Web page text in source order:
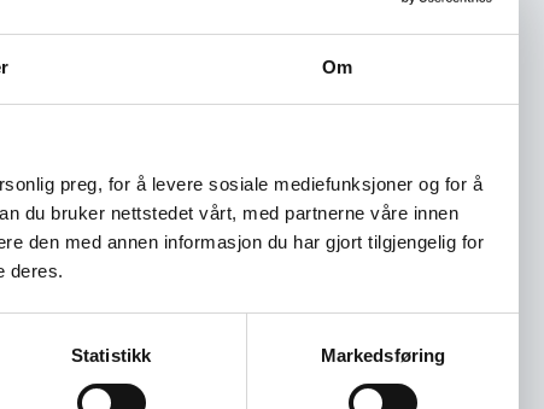
Om
preg, for å levere sosiale mediefunksjoner og for å
du bruker nettstedet vårt, med partnerne våre innen
den med annen informasjon du har gjort tilgjengelig for
deres.
Statistikk Markedsføring